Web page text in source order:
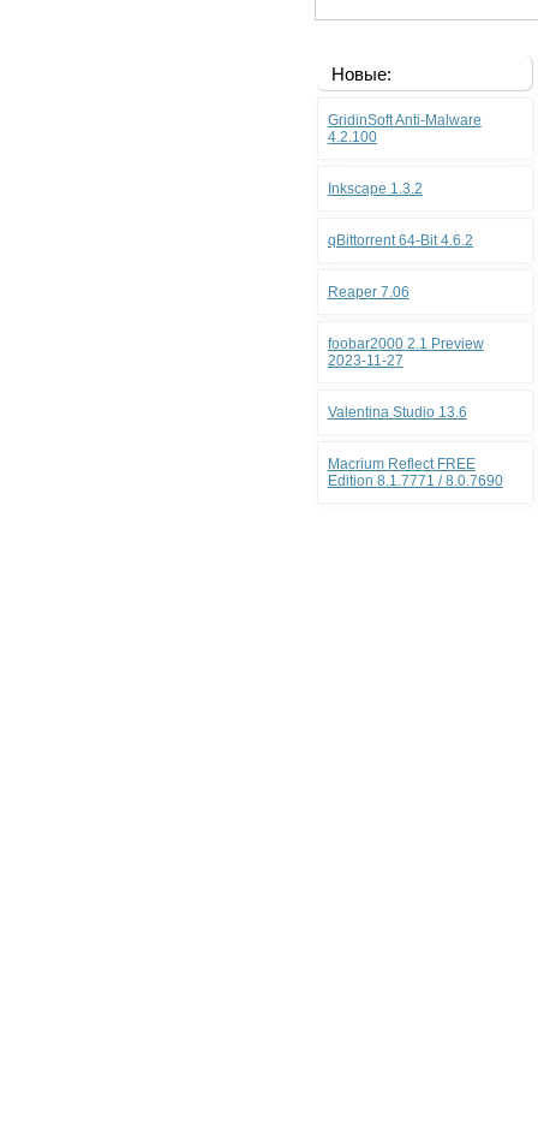
Новые:
GridinSoft Anti-Malware
4.2.100
Inkscape 1.3.2
qBittorrent 64-Bit 4.6.2
Reaper 7.06
foobar2000 2.1 Preview
2023-11-27
Valentina Studio 13.6
Macrium Reflect FREE
Edition 8.1.7771 / 8.0.7690